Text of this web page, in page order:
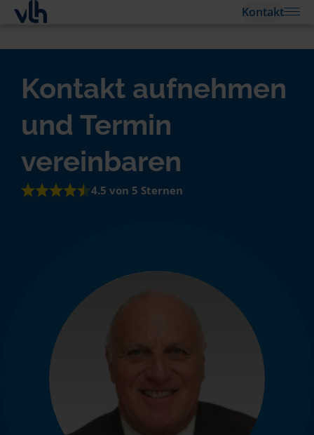
Kontakt
Kontakt aufnehmen
und Termin
vereinbaren
4.5 von 5 Sternen